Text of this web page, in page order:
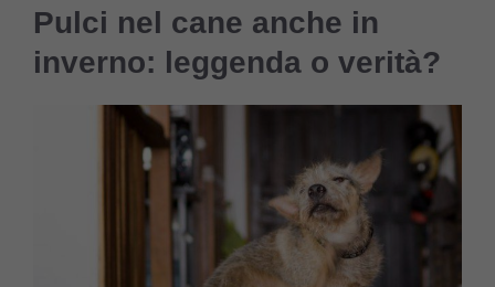
Pulci nel cane anche in
inverno: leggenda o verità?